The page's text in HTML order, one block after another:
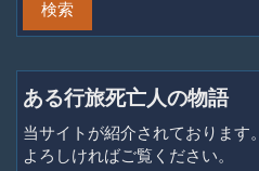
ある行旅死亡人の物語
当サイトが紹介されております。
よろしければご覧ください。